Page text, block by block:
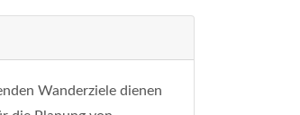
Wanderziele dienen